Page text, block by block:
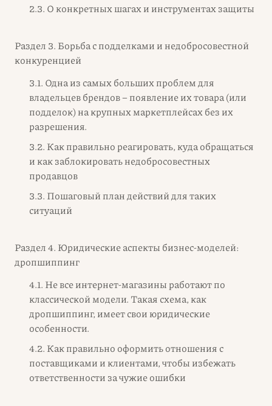
2.3. О конкретных шагах и инструментах защиты
Раздел 3. Борьба с подделками и недобросовестной
конкуренцией
3.1. Одна из самых больших проблем для
владельцев брендов – появление их товара (или
подделок) на крупных маркетплейсах без их
разрешения.
3.2. Как правильно реагировать, куда обращаться
и как заблокировать недобросовестных
продавцов
3.3. Пошаговый план действий для таких
ситуаций
Раздел 4. Юридические аспекты бизнес-моделей:
дропшиппинг
4.1. Не все интернет-магазины работают по
классической модели. Такая схема, как
дропшиппинг, имеет свои юридические
особенности.
4.2. Как правильно оформить отношения с
поставщиками и клиентами, чтобы избежать
ответственности за чужие ошибки